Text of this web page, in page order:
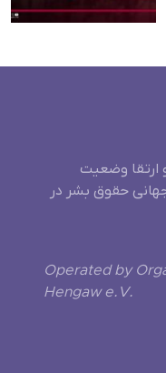
ارتقا وضعیت
حقوق بشر در
Operated by
Hengaw e.V.